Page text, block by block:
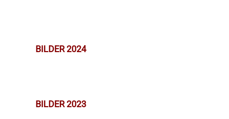
BILDER 2024
BILDER 2023